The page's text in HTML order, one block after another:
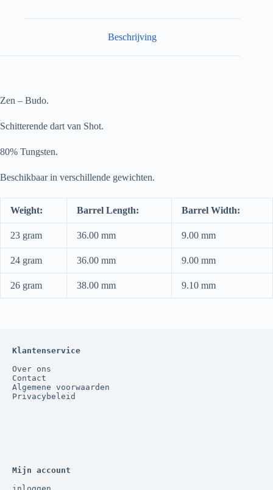
Beschrijving
Zen – Budo.
Schitterende dart van Shot.
80% Tungsten.
Beschikbaar in verschillende gewichten.
Weight: Barrel Length: Barrel Width:
23 gram 36.00 mm 9.00 mm
24 gram 36.00 mm 9.00 mm
26 gram 38.00 mm 9.10 mm
Klantenservice
Over ons
Contact
Algemene voorwaarden
Privacybeleid
Mijn account